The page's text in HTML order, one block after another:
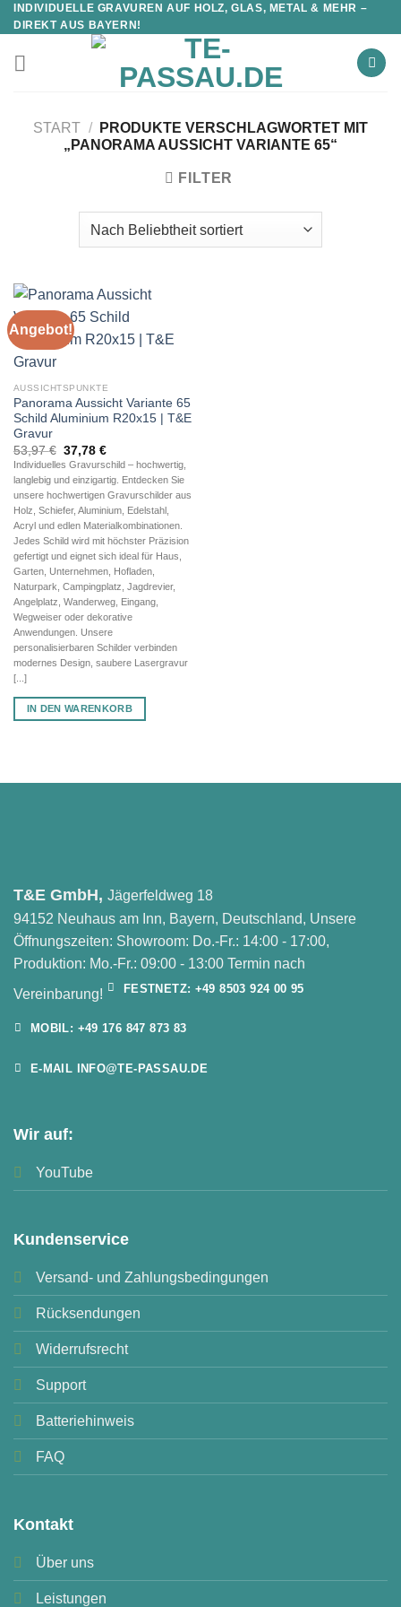
INDIVIDUELLE GRAVUREN AUF HOLZ, GLAS, METAL & MEHR –
DIREKT AUS BAYERN!
START /
PRODUKTE VERSCHLAGWORTET MIT
„PANORAMA AUSSICHT VARIANTE 65“
FILTER
Angebot!
AUSSICHTSPUNKTE
Panorama Aussicht Variante 65
Schild Aluminium R20x15 | T&E
Gravur
53,97€ Ursprünglicher
Preis
war:
53,97 €
37,78 €Aktueller
Preis
ist:
37,78 €.
Individuelles Gravurschild – hochwertig,
langlebig und einzigartig. Entdecken Sie
unsere hochwertigen Gravurschilder aus
Holz, Schiefer, Aluminium, Edelstahl,
Acryl und edlen Materialkombinationen.
Jedes Schild wird mit höchster Präzision
gefertigt und eignet sich ideal für Haus,
Garten, Unternehmen, Hofladen,
Naturpark, Campingplatz, Jagdrevier,
Angelplatz, Wanderweg, Eingang,
Wegweiser oder dekorative
Anwendungen. Unsere
personalisierbaren Schilder verbinden
modernes Design, saubere Lasergravur
[...]
IN DEN WARENKORB
T&E GmbH, Jägerfeldweg 18
94152 Neuhaus am Inn, Bayern, Deutschland, Unsere
Öffnungszeiten: Showroom: Do.-Fr.: 14:00 - 17:00,
Produktion: Mo.-Fr.: 09:00 - 13:00 Termin nach
Vereinbarung!
FESTNETZ: +49 8503 924 00 95
MOBIL: +49 176 847 873 83
E-MAIL INFO@TE-PASSAU.DE
Wir auf:
YouTube
Kundenservice
Versand- und Zahlungsbedingungen
Rücksendungen
Widerrufsrecht
Support
Batteriehinweis
FAQ
Kontakt
Über uns
Leistungen